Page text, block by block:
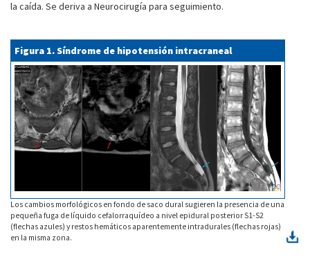
la caída. Se deriva a Neurocirugía para seguimiento.
Figura 1. Síndrome de hipotensión intracraneal
Los cambios morfológicos en fondo de saco dural sugieren la presencia de una
pequeña fuga de líquido cefalorraquídeo a nivel epidural posterior S1-S2
(flechas azules) y restos hemáticos aparentemente intradurales (flechas rojas)
en la misma zona.